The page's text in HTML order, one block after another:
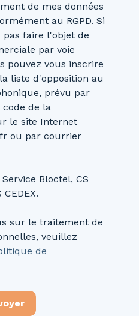
de mes données
au RGPD. Si
pas faire l'objet de
par voie
pouvez vous inscrire
liste d'opposition au
prévu par
de la
le site Internet
ou par courrier
Bloctel, CS
CEDEX.
sur le traitement de
veuillez
de